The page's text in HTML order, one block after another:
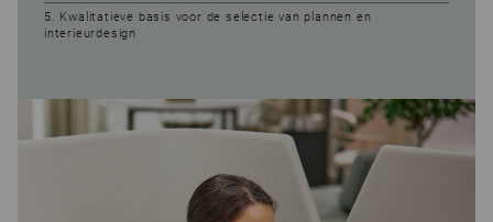
5. Kwalitatieve basis voor de selectie van plannen en
interieurdesign